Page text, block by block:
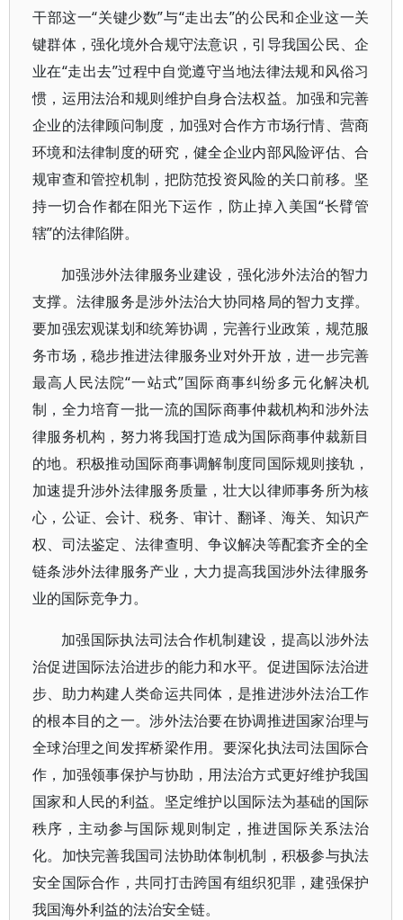
干部这一“关键少数”与“走出去”的公民和企业这一关
键群体，强化境外合规守法意识，引导我国公民、企
业在“走出去”过程中自觉遵守当地法律法规和风俗习
惯，运用法治和规则维护自身合法权益。加强和完善
企业的法律顾问制度，加强对合作方市场行情、营商
环境和法律制度的研究，健全企业内部风险评估、合
规审查和管控机制，把防范投资风险的关口前移。坚
持一切合作都在阳光下运作，防止掉入美国“长臂管
辖”的法律陷阱。
加强涉外法律服务业建设，强化涉外法治的智力
支撑。法律服务是涉外法治大协同格局的智力支撑。
要加强宏观谋划和统筹协调，完善行业政策，规范服
务市场，稳步推进法律服务业对外开放，进一步完善
最高人民法院“一站式”国际商事纠纷多元化解决机
制，全力培育一批一流的国际商事仲裁机构和涉外法
律服务机构，努力将我国打造成为国际商事仲裁新目
的地。积极推动国际商事调解制度同国际规则接轨，
加速提升涉外法律服务质量，壮大以律师事务所为核
心，公证、会计、税务、审计、翻译、海关、知识产
权、司法鉴定、法律查明、争议解决等配套齐全的全
链条涉外法律服务产业，大力提高我国涉外法律服务
业的国际竞争力。
加强国际执法司法合作机制建设，提高以涉外法
治促进国际法治进步的能力和水平。促进国际法治进
步、助力构建人类命运共同体，是推进涉外法治工作
的根本目的之一。涉外法治要在协调推进国家治理与
全球治理之间发挥桥梁作用。要深化执法司法国际合
作，加强领事保护与协助，用法治方式更好维护我国
国家和人民的利益。坚定维护以国际法为基础的国际
秩序，主动参与国际规则制定，推进国际关系法治
化。加快完善我国司法协助体制机制，积极参与执法
安全国际合作，共同打击跨国有组织犯罪，建强保护
我国海外利益的法治安全链。